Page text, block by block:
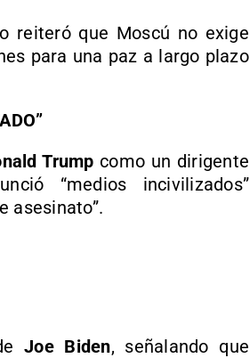
reiteró que Moscú no exige
para una paz a largo plazo
Trump como un dirigente
“medios incivilizados”
asesinato”.
Joe Biden, señalando que